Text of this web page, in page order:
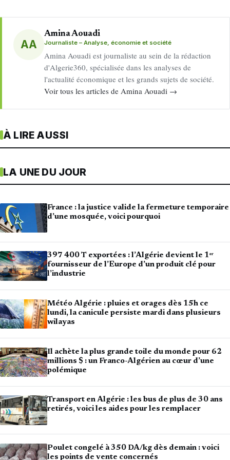
AA
Amina Aouadi
Journaliste – Analyse, économie et société
Amina Aouadi est journaliste au sein de la rédaction
d'Algerie360, spécialisée dans les analyses de
l'actualité économique et les grands sujets de société.
Voir tous les articles de Amina Aouadi →
À LIRE AUSSI
LA UNE DU JOUR
France : la justice valide la fermeture temporaire
d’une mosquée, voici pourquoi
397 400 T exportées : l’Algérie devient le 1ᵉʳ
fournisseur de l’Europe d’un produit clé pour
l’industrie
Météo Algérie : pluies et orages dès 15h ce
lundi, la canicule persiste mardi dans plusieurs
wilayas
Il achète la plus grande toile du monde pour 62
millions $ : un Franco-Algérien au cœur d’une
polémique
Transport en Algérie : les bus de plus de 30 ans
retirés, voici les aides pour les remplacer
Poulet congelé à 350 DA/kg dès demain : voici
les points de vente concernés